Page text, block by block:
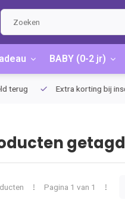
BABY (0-2 jr)
Extra korting bij
Pagina 1 van 1